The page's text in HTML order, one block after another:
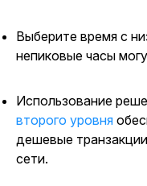
Выберите время с
непиковые часы
Использование
второго уровня
дешевые
сети.